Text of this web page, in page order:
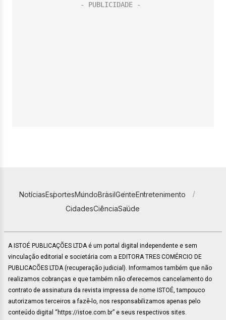
NotíciasEsportesMundoBrasilGenteEntretenimento
CidadesCiênciaSaúde
A ISTOÉ PUBLICAÇÕES LTDA é um portal digital independente e sem
vinculação editorial e societária com a EDITORA TRES COMÉRCIO DE
PUBLICACÕES LTDA (recuperação judicial). Informamos também que não
realizamos cobranças e que também não oferecemos cancelamento do
contrato de assinatura da revista impressa de nome ISTOÉ, tampouco
autorizamos terceiros a fazê-lo, nos responsabilizamos apenas pelo
conteúdo digital “https://istoe.com.br” e seus respectivos sites.